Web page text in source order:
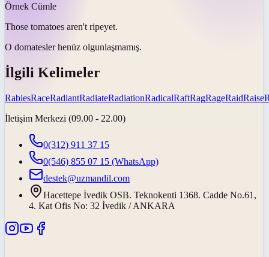
Örnek Cümle
Those tomatoes aren't ripeyet.
O domatesler henüz olgunlaşmamış.
İlgili Kelimeler
RabiesRaceRadiantRadiateRadiationRadicalRaftRagRageRaidRaise
İletişim Merkezi (09.00 - 22.00)
0(312) 911 37 15
0(546) 855 07 15 (WhatsApp)
destek@uzmandil.com
Hacettepe İvedik OSB. Teknokenti 1368. Cadde No.61,
4. Kat Ofis No: 32 İvedik / ANKARA